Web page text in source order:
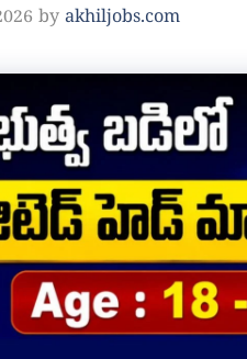
by akhiljobs.com